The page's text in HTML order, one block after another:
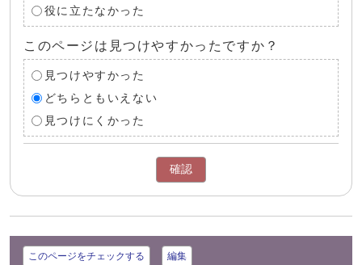
役に立たなかった
このページは見つけやすかったですか？
見つけやすかった
どちらともいえない
見つけにくかった
確認
このページをチェックする 編集